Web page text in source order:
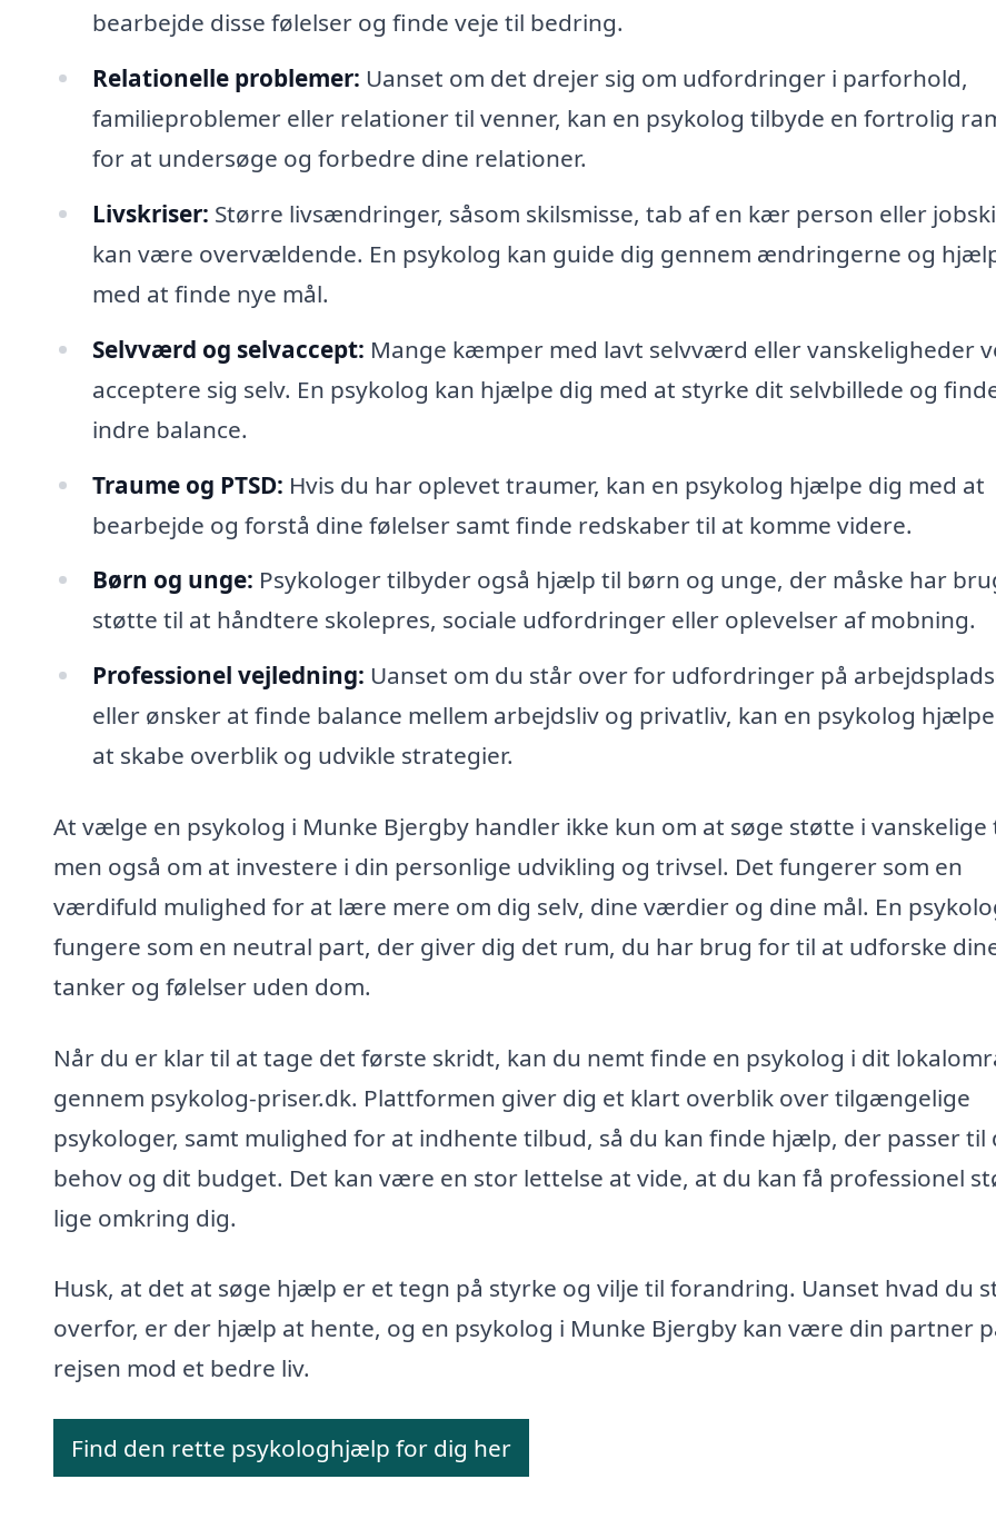
bearbejde disse følelser og finde veje til bedring.
Relationelle problemer: Uanset om det drejer sig om udfordringer i parforhold,
familieproblemer eller relationer til venner, kan en psykolog tilbyde en fortrolig
for at undersøge og forbedre dine relationer.
Livskriser: Større livsændringer, såsom skilsmisse, tab af en kær person eller
kan være overvældende. En psykolog kan guide dig gennem ændringerne og
med at finde nye mål.
Selvværd og selvaccept: Mange kæmper med lavt selvværd eller vanskeligheder
acceptere sig selv. En psykolog kan hjælpe dig med at styrke dit selvbillede og
indre balance.
Traume og PTSD: Hvis du har oplevet traumer, kan en psykolog hjælpe dig med at
bearbejde og forstå dine følelser samt finde redskaber til at komme videre.
Børn og unge: Psykologer tilbyder også hjælp til børn og unge, der måske har
støtte til at håndtere skolepres, sociale udfordringer eller oplevelser af mobning.
Professionel vejledning: Uanset om du står over for udfordringer på
eller ønsker at finde balance mellem arbejdsliv og privatliv, kan en psykolog
at skabe overblik og udvikle strategier.
At vælge en psykolog i Munke Bjergby handler ikke kun om at søge støtte i vanskelige
men også om at investere i din personlige udvikling og trivsel. Det fungerer som en
værdifuld mulighed for at lære mere om dig selv, dine værdier og dine mål. En
fungere som en neutral part, der giver dig det rum, du har brug for til at udforske
tanker og følelser uden dom.
Når du er klar til at tage det første skridt, kan du nemt finde en psykolog i dit
gennem psykolog-priser.dk. Plattformen giver dig et klart overblik over tilgængelige
psykologer, samt mulighed for at indhente tilbud, så du kan finde hjælp, der passer til
behov og dit budget. Det kan være en stor lettelse at vide, at du kan få professionel
lige omkring dig.
Husk, at det at søge hjælp er et tegn på styrke og vilje til forandring. Uanset hvad du
overfor, er der hjælp at hente, og en psykolog i Munke Bjergby kan være din partner
rejsen mod et bedre liv.
Find den rette psykologhjælp for dig her